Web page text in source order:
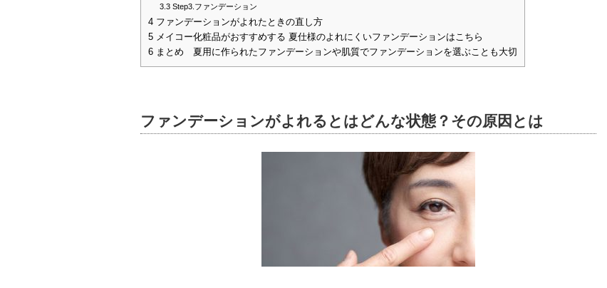
3.3Step3.ファンデーション
4 ファンデーションがよれたときの直し方
5 メイコー化粧品がおすすめする 夏仕様のよれにくいファンデーションはこちら
6 まとめ 夏用に作られたファンデーションや肌質でファンデーションを選ぶことも大切
ファンデーションがよれるとはどんな状態？その原因とは